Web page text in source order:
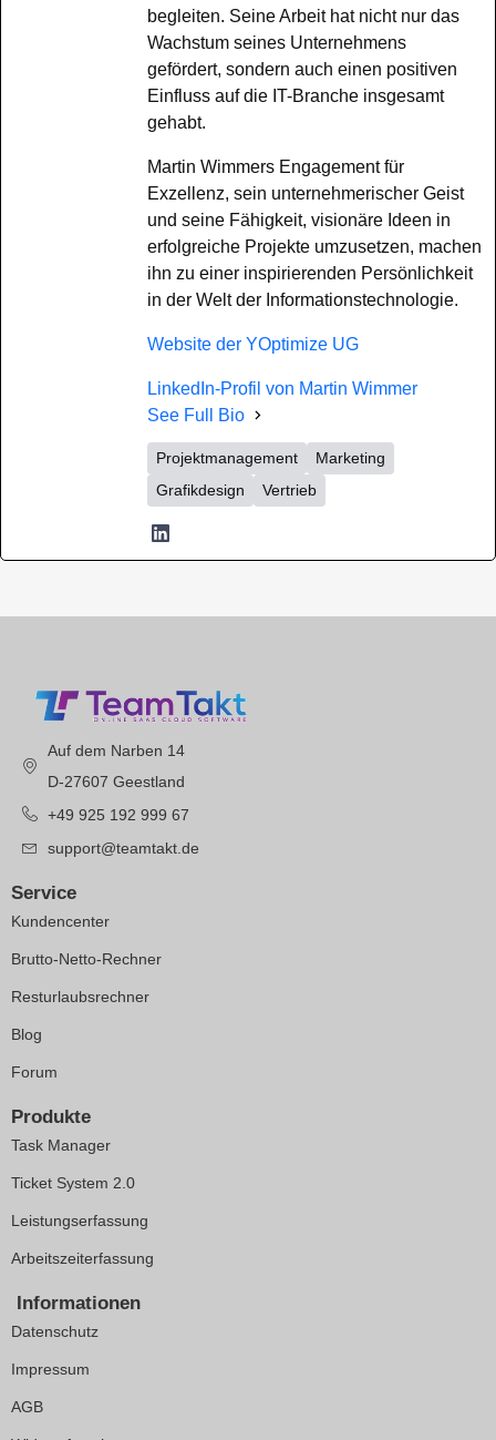
begleiten. Seine Arbeit hat nicht nur das
Wachstum seines Unternehmens
gefördert, sondern auch einen positiven
Einfluss auf die IT-Branche insgesamt
gehabt.
Martin Wimmers Engagement für
Exzellenz, sein unternehmerischer Geist
und seine Fähigkeit, visionäre Ideen in
erfolgreiche Projekte umzusetzen, machen
ihn zu einer inspirierenden Persönlichkeit
in der Welt der Informationstechnologie.
Website der YOptimize UG
LinkedIn-Profil von Martin Wimmer
See Full Bio
Projektmanagement
Marketing
Grafikdesign
Vertrieb
Auf dem Narben 14
D-27607 Geestland
+49 925 192 999 67
support@teamtakt.de
Service
Kundencenter
Brutto-Netto-Rechner
Resturlaubsrechner
Blog
Forum
Produkte
Task Manager
Ticket System 2.0
Leistungserfassung
Arbeitszeiterfassung
Informationen
Datenschutz
Impressum
AGB